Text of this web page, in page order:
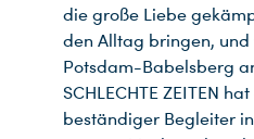
die große Liebe
den Alltag bringen, und
Potsdam-Babelsberg
SCHLECHTE ZEITEN
beständiger Begleiter